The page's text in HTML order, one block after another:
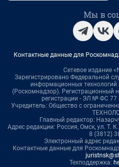
Мы в
Контактные данные для
Сетевое издание
Зарегистрировано Федеральной
информационных
(Роскомнадзор). Регистрационный
регистрации - ЭЛ № ФС 77
Учредитель: Общество с
Главный редактор:
Адрес редакции: Россия, Омск, ул. Т.
8 (3812)
Электронный адрес
Контактные данные для
Техподдержка: